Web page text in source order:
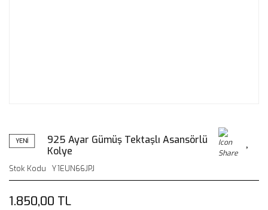
YENİ
925 Ayar Gümüş Tektaşlı Asansörlü
Kolye
Stok Kodu Y1EUN66JPJ
1.850,00 TL